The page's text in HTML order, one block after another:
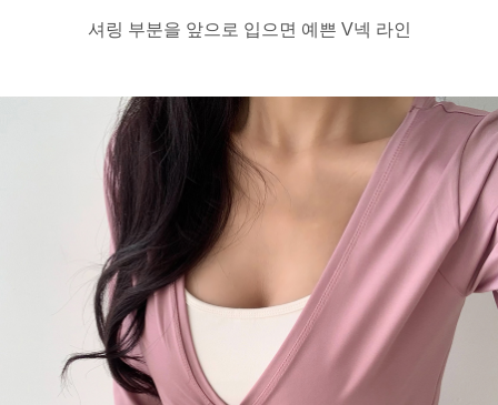
셔링 부분을 앞으로 입으면 예쁜 V넥 라인